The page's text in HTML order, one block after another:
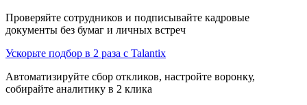
Проверяйте сотрудников и подписывайте кадровые
документы без бумаг и личных встреч
Ускорьте подбор в 2 раза с Talantix
Автоматизируйте сбор откликов, настройте воронку,
собирайте аналитику в 2 клика